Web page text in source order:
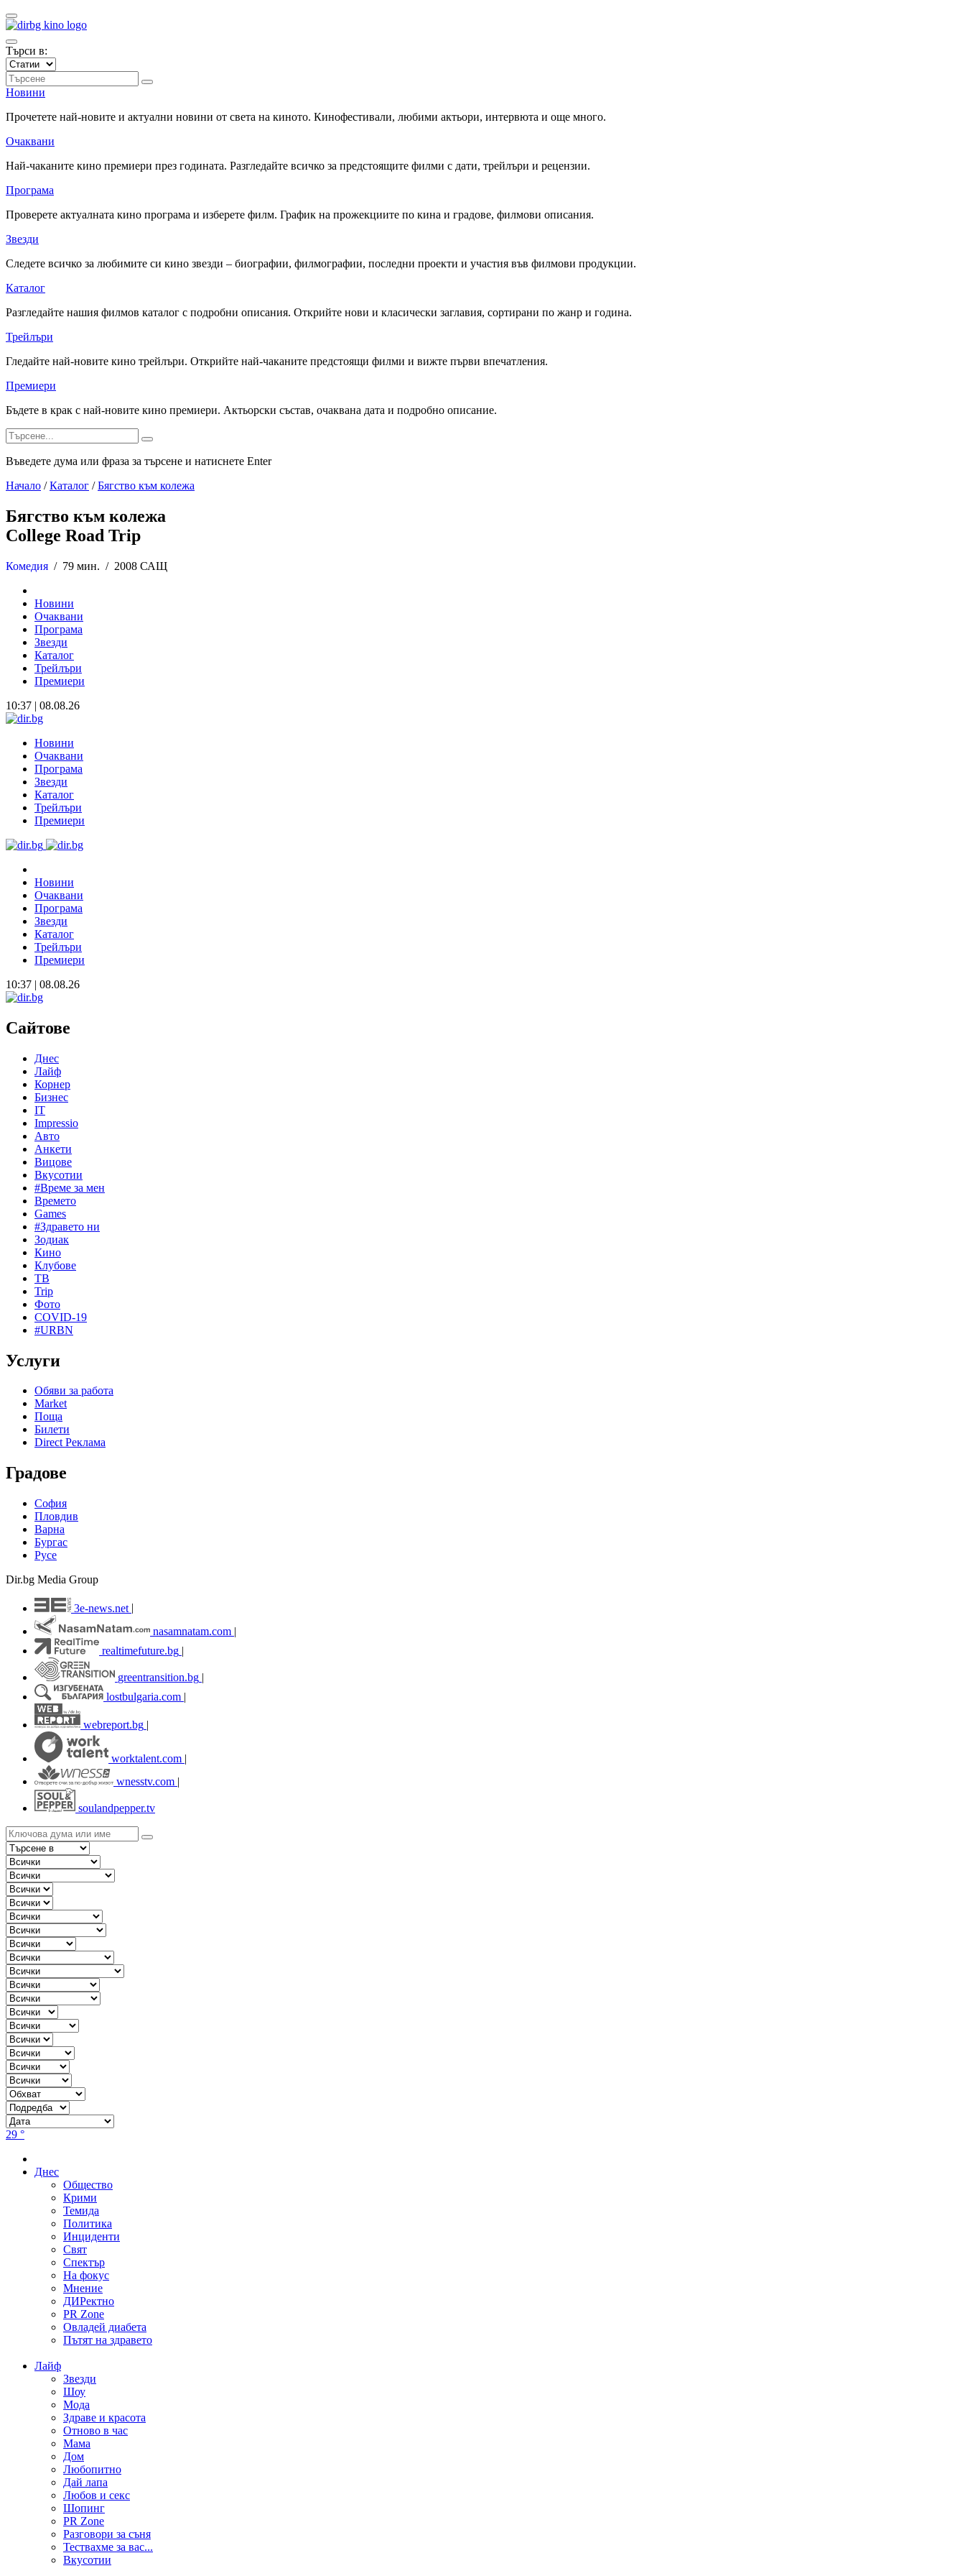
Търси в:
Новини
Прочетете най-новите и актуални новини от света на киното. Кинофестивали, любими актьори, интервюта и още много.
Очаквани
Най-чаканите кино премиери през годината. Разгледайте всичко за предстоящите филми с дати, трейлъри и рецензии.
Програма
Проверете актуалната кино програма и изберете филм. График на прожекциите по кина и градове, филмови описания.
Звезди
Следете всичко за любимите си кино звезди – биографии, филмографии, последни проекти и участия във филмови продукции.
Каталог
Разгледайте нашия филмов каталог с подробни описания. Открийте нови и класически заглавия, сортирани по жанр и година.
Трейлъри
Гледайте най-новите кино трейлъри. Открийте най-чаканите предстоящи филми и вижте първи впечатления.
Премиери
Бъдете в крак с най-новите кино премиери. Актьорски състав, очаквана дата и подробно описание.
Въведете дума или фраза за търсене и натиснете Enter
Начало / Каталог / Бягство към колежа
Бягство към колежа
College Road Trip
Комедия / 79 мин. / 2008 САЩ
Новини
Очаквани
Програма
Звезди
Каталог
Трейлъри
Премиери
10:37 | 08.08.26
Новини
Очаквани
Програма
Звезди
Каталог
Трейлъри
Премиери
Новини
Очаквани
Програма
Звезди
Каталог
Трейлъри
Премиери
10:37 | 08.08.26
Сайтове
Днес
Лайф
Корнер
Бизнес
IT
Impressio
Авто
Анкети
Вицове
Вкусотии
#Време за мен
Времето
Games
#Здравето ни
Зодиак
Кино
Клубове
ТВ
Trip
Фото
COVID-19
#URBN
Услуги
Обяви за работа
Market
Поща
Билети
Direct Реклама
Градове
София
Пловдив
Варна
Бургас
Русе
Dir.bg Media Group
3e-news.net
nasamnatam.com |
realtimefuture.bg |
greentransition.bg |
lostbulgaria.com |
webreport.bg |
worktalent.com |
wnesstv.com |
soulandpepper.tv
29 °
Днес
Общество
Крими
Темида
Политика
Инциденти
Свят
Спектър
На фокус
Мнение
ДИРектно
PR Zone
Овладей диабета
Пътят на здравето
Лайф
Звезди
Шоу
Мода
Здраве и красота
Отново в час
Мама
Дом
Любопитно
Дай лапа
Любов и секс
Шопинг
PR Zone
Разговори за съня
Тествахме за вас...
Вкусотии